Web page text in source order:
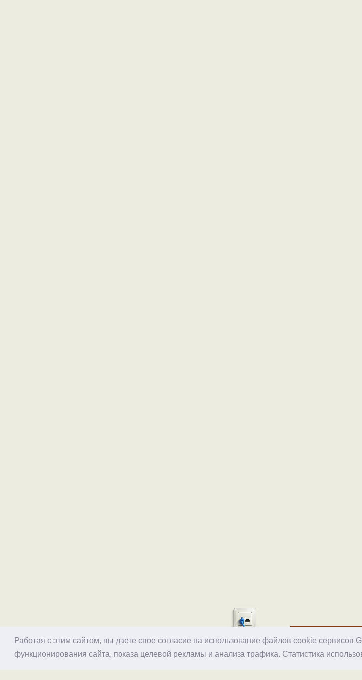
Работая с этим сайтом, вы даете свое согласие на использование файлов cookie сервисов
функционирования сайта, показа целевой рекламы и анализа трафика. Статистика
© 1998–2026 Alex Exler